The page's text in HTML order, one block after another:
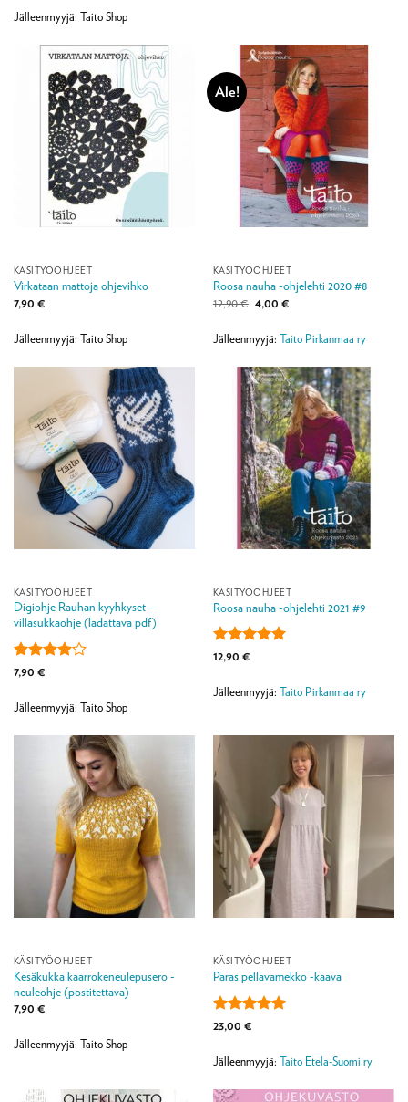
/ 5
13,90 €.9,73 €.
Jälleenmyyjä: Taito Shop
KÄSITYÖOHJEET
Virkataan mattoja ohjevihko
7,90 €
Jälleenmyyjä: Taito Shop
Ale!
KÄSITYÖOHJEET
Roosa nauha -ohjelehti 2020 #8
12,90€ Alkuperäinen
hinta
12,90 €.
4,00 €Nykyinen
4,00 €.
Jälleenmyyjä: Taito Pirkanmaa ry
KÄSITYÖOHJEET
Digiohje Rauhan kyyhkyset -
villasukkaohje (ladattava pdf)
Arvostelu
4 / 5
7,90 €
Jälleenmyyjä: Taito Shop
KÄSITYÖOHJEET
Roosa nauha -ohjelehti 2021 #9
Arvostelu
/ 5
12,90 €
Jälleenmyyjä: Taito Pirkanmaa ry
KÄSITYÖOHJEET
Kesäkukka kaarrokeneulepusero -
neuleohje (postitettava)
7,90 €
Jälleenmyyjä: Taito Shop
KÄSITYÖOHJEET
Paras pellavamekko -kaava
Arvostelu
/ 5
23,00 €
Jälleenmyyjä: Taito Etela-Suomi ry